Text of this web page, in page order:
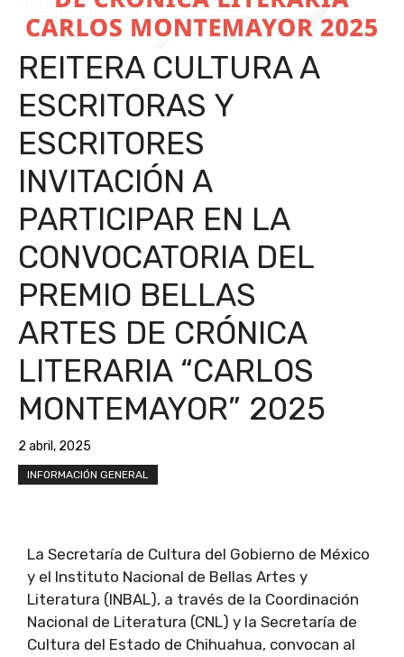
REITERA CULTURA A
ESCRITORAS Y
ESCRITORES
INVITACIÓN A
PARTICIPAR EN LA
CONVOCATORIA DEL
PREMIO BELLAS
ARTES DE CRÓNICA
LITERARIA “CARLOS
MONTEMAYOR” 2025
2 abril, 2025
INFORMACIÓN GENERAL
La Secretaría de Cultura del Gobierno de México
y el Instituto Nacional de Bellas Artes y
Literatura (INBAL), a través de la Coordinación
Nacional de Literatura (CNL) y la Secretaría de
Cultura del Estado de Chihuahua, convocan al